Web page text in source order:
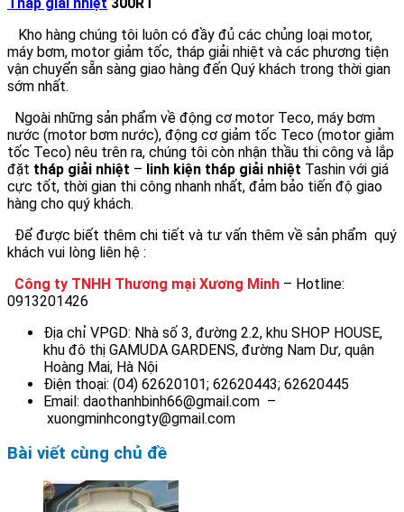
Kho hàng chúng tôi luôn có đầy đủ các chủng loại motor,
máy bơm, motor giảm tốc, tháp giải nhiệt và các phương tiện
vận chuyển sẵn sàng giao hàng đến Quý khách trong thời gian
sớm nhất.
Ngoài những sản phẩm về động cơ motor Teco, máy bơm
nước (motor bơm nước), động cơ giảm tốc Teco (motor giảm
tốc Teco) nêu trên ra, chúng tôi còn nhận thầu thi công và lắp
đặt tháp giải nhiệt – linh kiện tháp giải nhiệt Tashin với giá
cực tốt, thời gian thi công nhanh nhất, đảm bảo tiến độ giao
hàng cho quý khách.
Để được biết thêm chi tiết và tư vấn thêm về sản phẩm quý
khách vui lòng liên hệ :
Công ty TNHH Thương mại Xương Minh – Hotline:
0913201426
Địa chỉ VPGD: Nhà số 3, đường 2.2, khu SHOP HOUSE,
khu đô thị GAMUDA GARDENS, đường Nam Dư, quận
Hoàng Mai, Hà Nội
Điện thoại: (04) 62620101; 62620443; 62620445
Email: daothanhbinh66@gmail.com –
xuongminhcongty@gmail.com
Bài viết cùng chủ đề